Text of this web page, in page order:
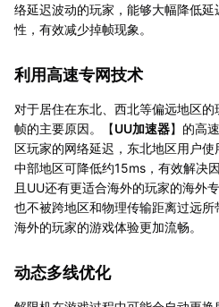
络延迟波动的玩家，能够大幅降低
性，有效减少掉帧现象。
利用高速专网技术
对于居住在东北、西北等偏远地区
帧的主要原因。【UU加速器】的高
区玩家的网络延迟，东北地区用户使
中部地区可降低约15ms，有效解决
且UU还有更适合海外的玩家的海外
也不被跨地区和物理传输距离过远
海外的玩家的游戏体验更加流畅。
动态多线优化